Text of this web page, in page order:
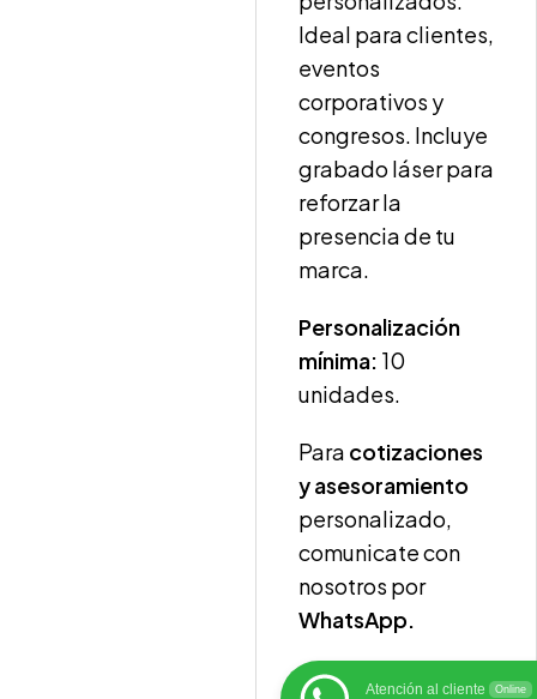
Ideal para clientes,
eventos
corporativos y
congresos. Incluye
grabado láser para
reforzar la
presencia de tu
marca.
Personalización
mínima: 10
unidades.
Para cotizaciones
y asesoramiento
personalizado,
comunicate con
nosotros por
WhatsApp.
Atención al cliente Online